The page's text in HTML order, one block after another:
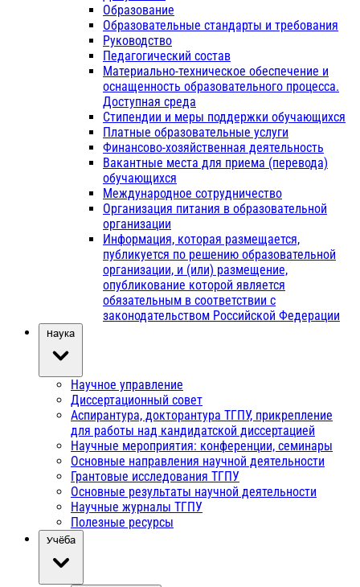
Образование
Образовательные стандарты и требования
Руководство
Педагогический состав
Материально-техническое обеспечение и
оснащенность образовательного процесса.
Доступная среда
Стипендии и меры поддержки обучающихся
Платные образовательные услуги
Финансово-хозяйственная деятельность
Вакантные места для приема (перевода)
обучающихся
Международное сотрудничество
Организация питания в образовательной
организации
Информация, которая размещается,
публикуется по решению образовательной
организации, и (или) размещение,
опубликование которой является
обязательным в соответствии с
законодательством Российской Федерации
Наука
Научное управление
Диссертационный совет
Аспирантура, докторантура ТГПУ, прикрепление
для работы над кандидатской диссертацией
Научные мероприятия: конференции, семинары
Основные направления научной деятельности
Грантовые исследования ТГПУ
Основные результаты научной деятельности
Научные журналы ТГПУ
Полезные ресурсы
Учёба